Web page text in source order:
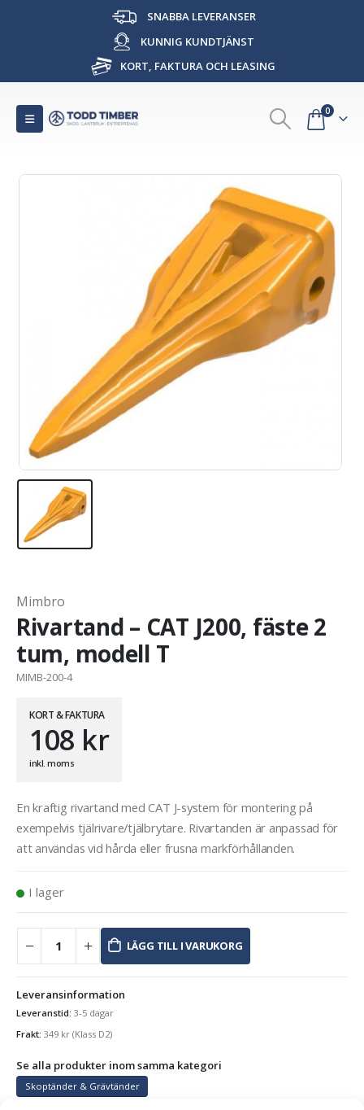
SNABBA LEVERANSER
KUNNIG KUNDTJÄNST
KORT, FAKTURA OCH LEASING
0
Mimbro
Rivartand – CAT J200, fäste 2
tum, modell T
MIMB-200-4
KORT & FAKTURA
108 kr
inkl. moms
En kraftig rivartand med CAT J-system för montering på
exempelvis tjälrivare/tjälbrytare. Rivartanden är anpassad för
att användas vid hårda eller frusna markförhållanden.
I lager
LÄGG TILL I VARUKORG
Leveransinformation
Leveranstid: 3-5 dagar
Frakt: 349 kr (Klass D2)
Se alla produkter inom samma kategori
Skoptänder & Grävtänder